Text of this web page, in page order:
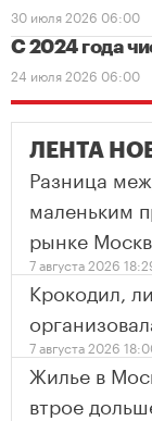
30 июля 2026 06:00
С 2024 года
24 июля 2026 06:00
ЛЕНТА
Разница
маленьким
рынке
7 августа 2026
Крокодил,
7 августа 2026
Жилье в
втрое